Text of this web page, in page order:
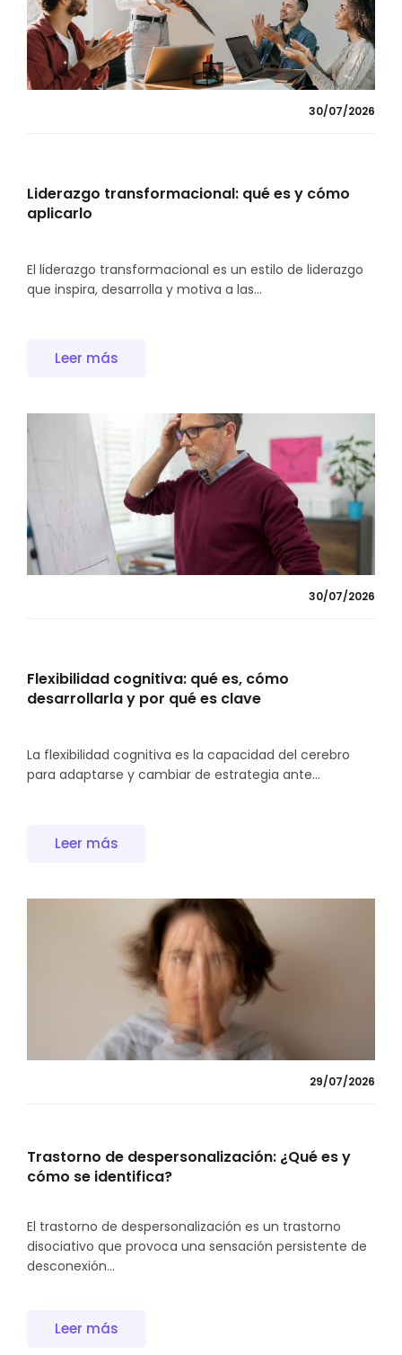
30/07/2026
Liderazgo transformacional: qué es y cómo
aplicarlo
El liderazgo transformacional es un estilo de liderazgo
que inspira, desarrolla y motiva a las...
Leer más
30/07/2026
Flexibilidad cognitiva: qué es, cómo
desarrollarla y por qué es clave
La flexibilidad cognitiva es la capacidad del cerebro
para adaptarse y cambiar de estrategia ante...
Leer más
29/07/2026
Trastorno de despersonalización: ¿Qué es y
cómo se identifica?
El trastorno de despersonalización es un trastorno
disociativo que provoca una sensación persistente de
desconexión...
Leer más